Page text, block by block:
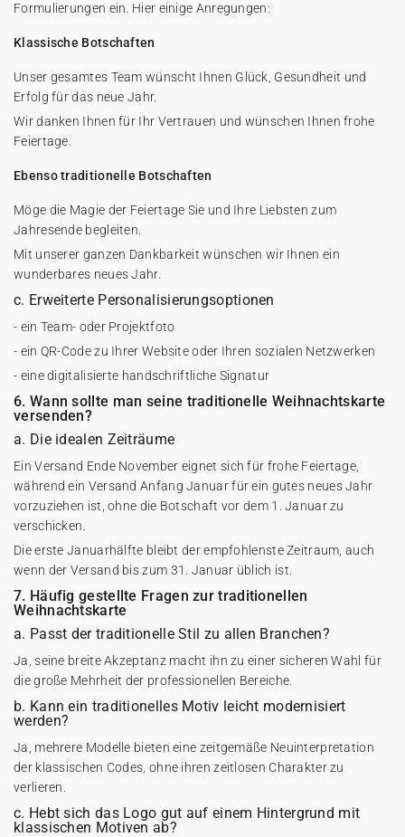
Formulierungen ein. Hier einige Anregungen:
Klassische Botschaften
Unser gesamtes Team wünscht Ihnen Glück, Gesundheit und
Erfolg für das neue Jahr.
Wir danken Ihnen für Ihr Vertrauen und wünschen Ihnen frohe
Feiertage.
Ebenso traditionelle Botschaften
Möge die Magie der Feiertage Sie und Ihre Liebsten zum
Jahresende begleiten.
Mit unserer ganzen Dankbarkeit wünschen wir Ihnen ein
wunderbares neues Jahr.
c. Erweiterte Personalisierungsoptionen
- ein Team- oder Projektfoto
- ein QR-Code zu Ihrer Website oder Ihren sozialen Netzwerken
- eine digitalisierte handschriftliche Signatur
6. Wann sollte man seine traditionelle Weihnachtskarte
versenden?
a. Die idealen Zeiträume
Ein Versand Ende November eignet sich für frohe Feiertage,
während ein Versand Anfang Januar für ein gutes neues Jahr
vorzuziehen ist, ohne die Botschaft vor dem 1. Januar zu
verschicken.
Die erste Januarhälfte bleibt der empfohlenste Zeitraum, auch
wenn der Versand bis zum 31. Januar üblich ist.
7. Häufig gestellte Fragen zur traditionellen
Weihnachtskarte
a. Passt der traditionelle Stil zu allen Branchen?
Ja, seine breite Akzeptanz macht ihn zu einer sicheren Wahl für
die große Mehrheit der professionellen Bereiche.
b. Kann ein traditionelles Motiv leicht modernisiert
werden?
Ja, mehrere Modelle bieten eine zeitgemäße Neuinterpretation
der klassischen Codes, ohne ihren zeitlosen Charakter zu
verlieren.
c. Hebt sich das Logo gut auf einem Hintergrund mit
klassischen Motiven ab?